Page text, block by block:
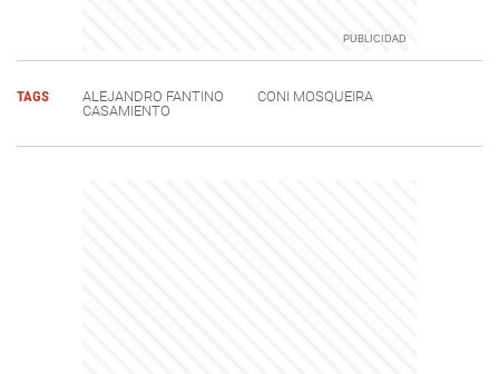
TAGS ALEJANDRO FANTINO
CONI MOSQUEIRA
CASAMIENTO